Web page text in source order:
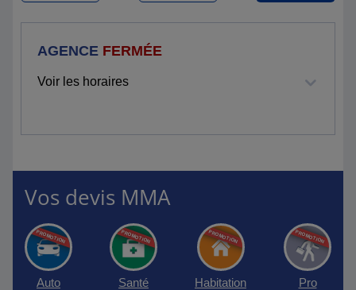
AGENCE FERMÉE
Voir les horaires
Vos devis MMA
Auto Santé Habitation Pro